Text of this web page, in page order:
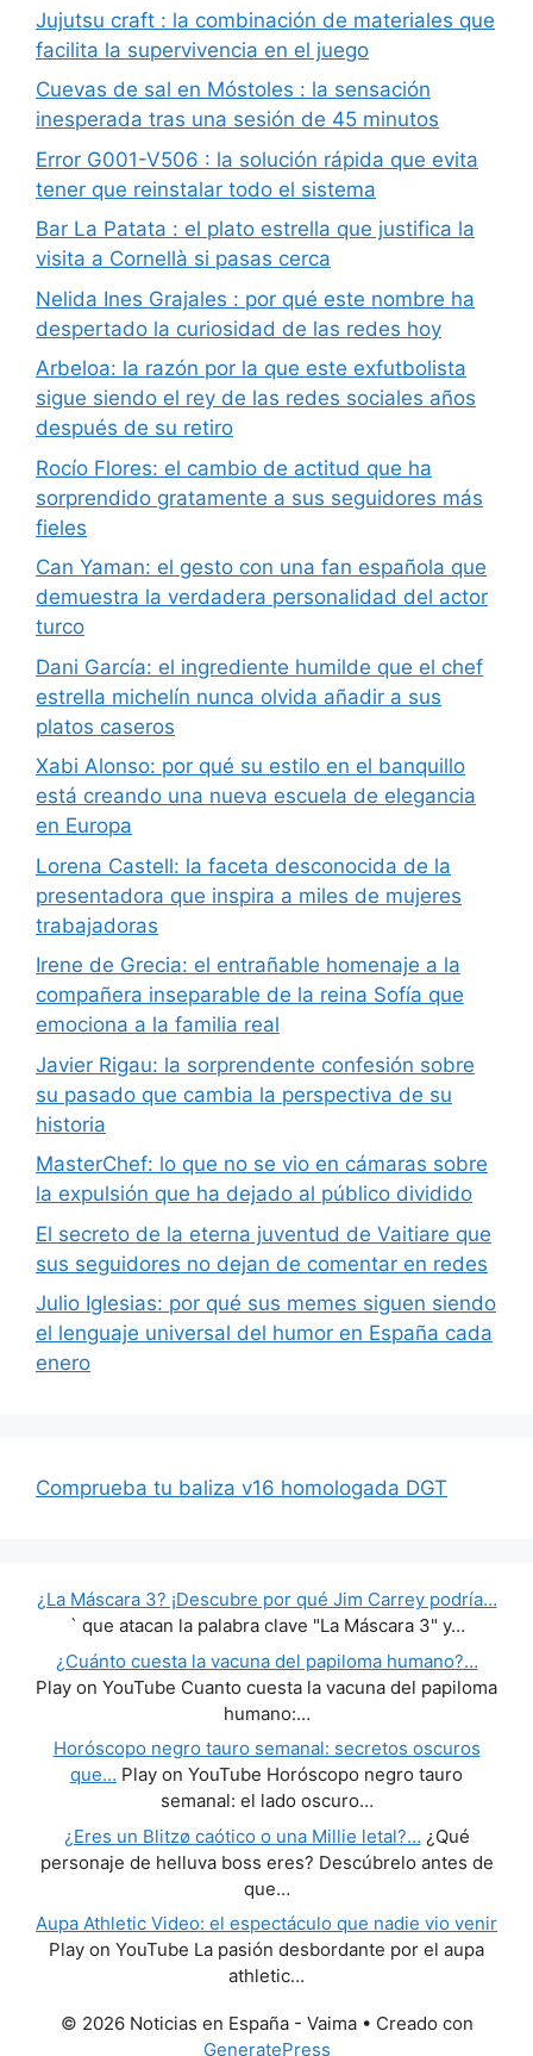
Jujutsu craft : la combinación de materiales que
facilita la supervivencia en el juego
Cuevas de sal en Móstoles : la sensación
inesperada tras una sesión de 45 minutos
Error G001-V506 : la solución rápida que evita
tener que reinstalar todo el sistema
Bar La Patata : el plato estrella que justifica la
visita a Cornellà si pasas cerca
Nelida Ines Grajales : por qué este nombre ha
despertado la curiosidad de las redes hoy
Arbeloa: la razón por la que este exfutbolista
sigue siendo el rey de las redes sociales años
después de su retiro
Rocío Flores: el cambio de actitud que ha
sorprendido gratamente a sus seguidores más
fieles
Can Yaman: el gesto con una fan española que
demuestra la verdadera personalidad del actor
turco
Dani García: el ingrediente humilde que el chef
estrella michelín nunca olvida añadir a sus
platos caseros
Xabi Alonso: por qué su estilo en el banquillo
está creando una nueva escuela de elegancia
en Europa
Lorena Castell: la faceta desconocida de la
presentadora que inspira a miles de mujeres
trabajadoras
Irene de Grecia: el entrañable homenaje a la
compañera inseparable de la reina Sofía que
emociona a la familia real
Javier Rigau: la sorprendente confesión sobre
su pasado que cambia la perspectiva de su
historia
MasterChef: lo que no se vio en cámaras sobre
la expulsión que ha dejado al público dividido
El secreto de la eterna juventud de Vaitiare que
sus seguidores no dejan de comentar en redes
Julio Iglesias: por qué sus memes siguen siendo
el lenguaje universal del humor en España cada
enero
Comprueba tu baliza v16 homologada DGT
¿La Máscara 3? ¡Descubre por qué Jim Carrey podría…
` que atacan la palabra clave "La Máscara 3" y…
¿Cuánto cuesta la vacuna del papiloma humano?…
Play on YouTube Cuanto cuesta la vacuna del papiloma
humano:…
Horóscopo negro tauro semanal: secretos oscuros
que… Play on YouTube Horóscopo negro tauro
semanal: el lado oscuro…
¿Eres un Blitzø caótico o una Millie letal?… ¿Qué
personaje de helluva boss eres? Descúbrelo antes de
que…
Aupa Athletic Video: el espectáculo que nadie vio venir
Play on YouTube La pasión desbordante por el aupa
athletic…
© 2026 Noticias en España - Vaima• Creado con
GeneratePress